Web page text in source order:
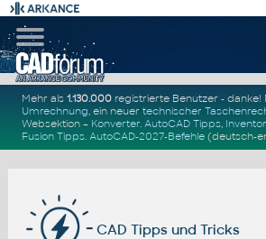
Mehr als1.130.000 registrierte Benutzer - danke!
Umrechnung, ein neuertechnischer
Websektion – Konverter.AutoCAD Tipps,
Fusion Tipps.AutoCAD-2027-Befehle (deutsch-
CAD Tipps und Tricks